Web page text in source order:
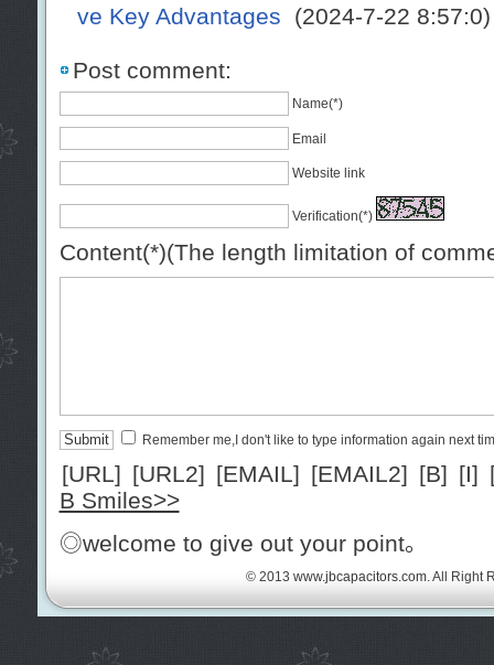
ve Key Advantages (2024-7-22 8:57:0)
Post comment:
Name(*)
Email
Website link
Verification(*)
Content(*)(The length limitation of
Remember me,I don't like to type information again next
[URL] [URL2] [EMAIL] [EMAIL2] [B] [I]
B Smiles>>
◎welcome to give out your point。
© 2013 www.jbcapacitors.com. All Right